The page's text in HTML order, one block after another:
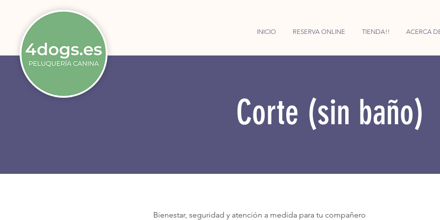
INICIO RESERVA ONLINE TIENDA!! ACERCA
Corte (sin baño)
Bienestar, seguridad y atención a medida para tu compañero